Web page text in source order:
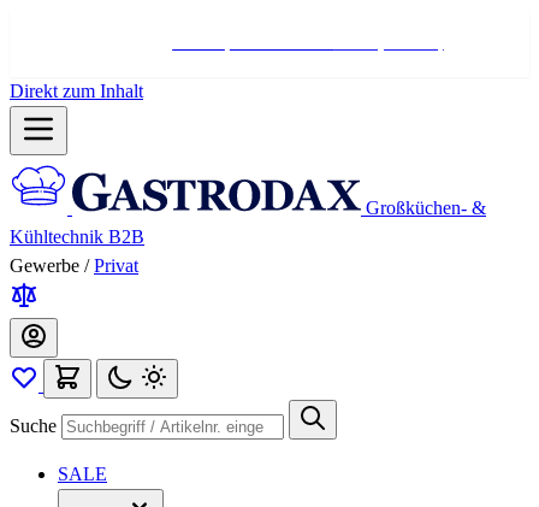
Direkt zum Inhalt
Großküchen- &
Kühltechnik B2B
Gewerbe / Privat
Suche
SALE